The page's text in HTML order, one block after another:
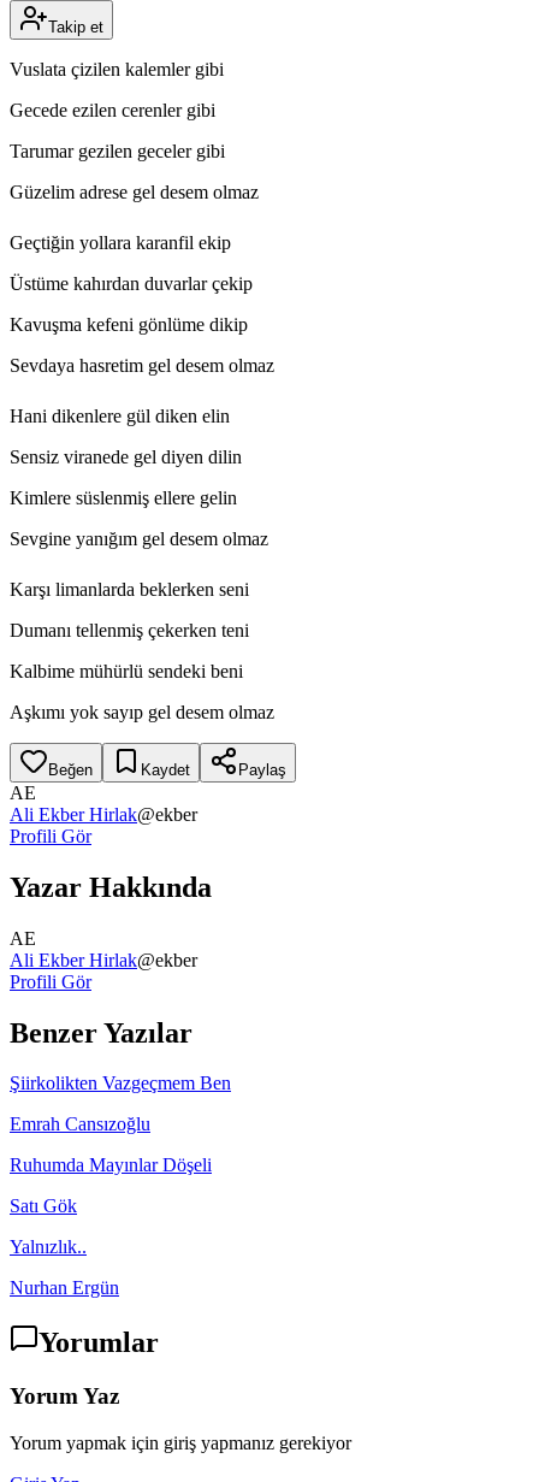
Takip et
Vuslata çizilen kalemler gibi
Gecede ezilen cerenler gibi
Tarumar gezilen geceler gibi
Güzelim adrese gel desem olmaz
Geçtiğin yollara karanfil ekip
Üstüme kahırdan duvarlar çekip
Kavuşma kefeni gönlüme dikip
Sevdaya hasretim gel desem olmaz
Hani dikenlere gül diken elin
Sensiz viranede gel diyen dilin
Kimlere süslenmiş ellere gelin
Sevgine yanığım gel desem olmaz
Karşı limanlarda beklerken seni
Dumanı tellenmiş çekerken teni
Kalbime mühürlü sendeki beni
Aşkımı yok sayıp gel desem olmaz
Beğen Kaydet Paylaş
AE
Ali Ekber Hirlak@ekber
Profili Gör
Yazar Hakkında
AE
Ali Ekber Hirlak@ekber
Profili Gör
Benzer Yazılar
Şiirkolikten Vazgeçmem Ben
Emrah Cansızoğlu
Ruhumda Mayınlar Döşeli
Satı Gök
Yalnızlık..
Nurhan Ergün
Yorumlar
Yorum Yaz
Yorum yapmak için giriş yapmanız gerekiyor